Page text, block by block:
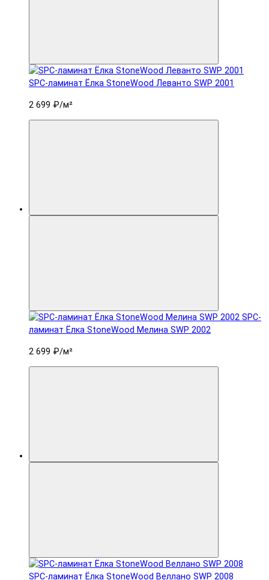
SPC-ламинат Ëлка StoneWood Леванто SWP 2001
2 699 ₽/м²
SPC-
ламинат Ëлка StoneWood Мелина SWP 2002
2 699 ₽/м²
SPC-ламинат Ëлка StoneWood Веллано SWP 2008